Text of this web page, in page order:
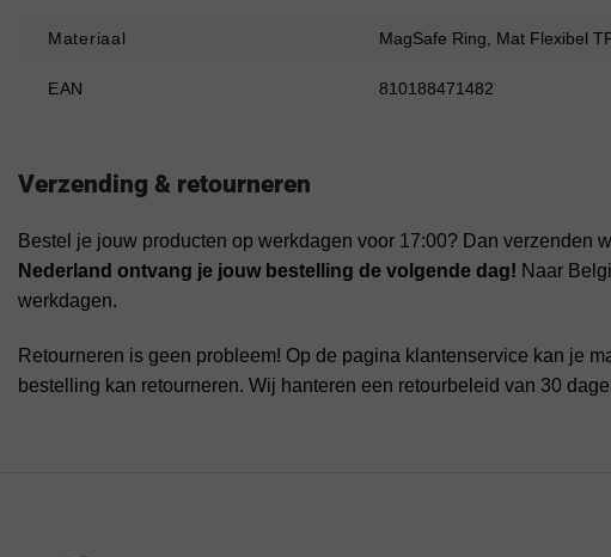
Materiaal MagSafe Ring, Mat Flexibel
EAN 810188471482
Verzending & retourneren
Bestel je jouw producten op werkdagen voor 17:00? Dan verzenden
Nederland ontvang je jouw bestelling de volgende dag! Naar
werkdagen.
Retourneren is geen probleem! Op de pagina klantenservice kan je
bestelling kan retourneren. Wij hanteren een retourbeleid van 30